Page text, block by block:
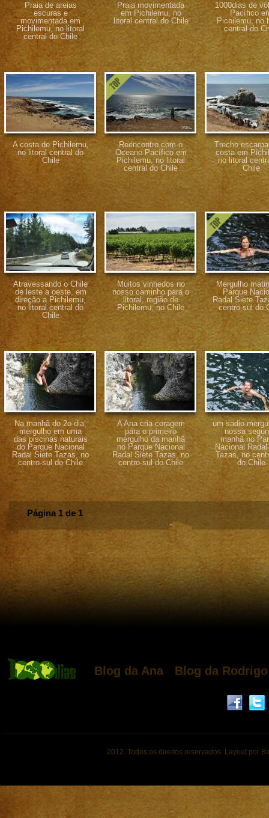
Praia de areias
escuras e
movimentada em
Pichilemu, no litoral
central do Chile
Praia movimentada
em Pichilemu, no
litoral central do Chile
1000dias de
Pacífico
Pichilemu, no
central do
A costa de Pichilemu,
no litoral central do
Chile
Reencontro com o
Oceano Pacífico em
Pichilemu, no litoral
central do Chile
Trecho
costa em
no litoral
Chile
Atravessando o Chile
de leste a oeste, em
direção a Pichilemu,
no litoral central do
Chile
Muitos vinhedos no
nosso caminho para o
litoral, região de
Pichilemu, no Chile
Mergulho
Parque
Radal Siete
centro-sul do
Na manhã do 2o dia,
mergulho em uma
das piscinas naturais
do Parque Nacional
Radal Siete Tazas, no
centro-sul do Chile
A Ana cria coragem
para o primeiro
mergulho da manhã
no Parque Nacional
Radal Siete Tazas, no
centro-sul do Chile
um sadio
nossa
manhã no
Nacional
Tazas, no
do Chile
Página 1 de 1
Blog da Ana Blog da Rodrigo
2012. Todos os direitos reservados. Layout por